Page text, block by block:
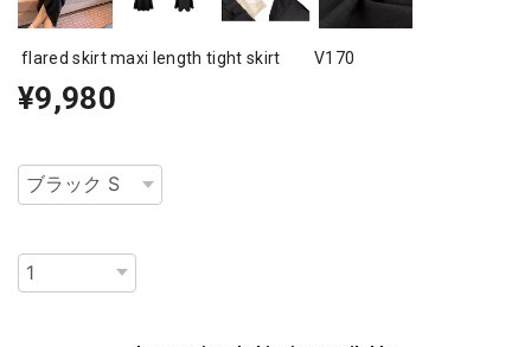
flared skirt maxi length tight skirt V170
¥9,980